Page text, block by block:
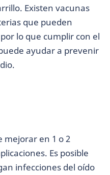
Existen vacunas
que pueden
lo que cumplir con el
ayudar a prevenir
mejorar en 1 o 2
Es posible
infecciones del oído